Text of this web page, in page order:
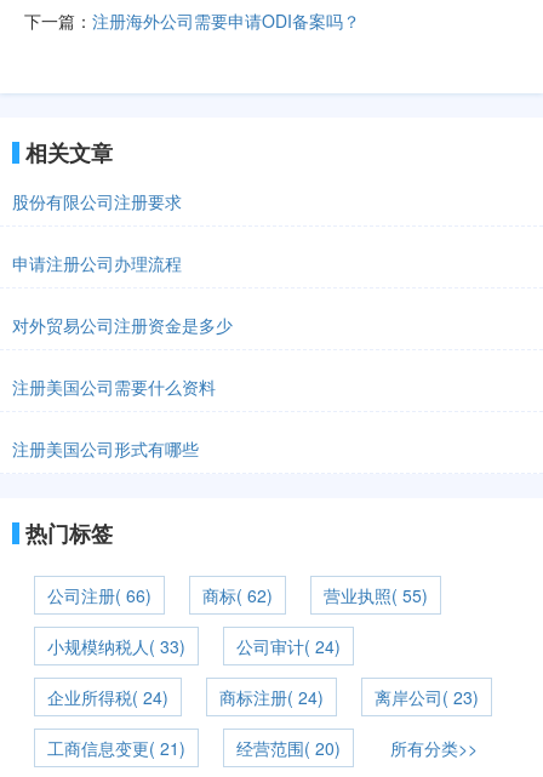
下一篇： 注册海外公司需要申请ODI备案吗？
相关文章
股份有限公司注册要求
申请注册公司办理流程
对外贸易公司注册资金是多少
注册美国公司需要什么资料
注册美国公司形式有哪些
热门标签
公司注册( 66) 商标( 62) 营业执照( 55)
小规模纳税人( 33) 公司审计( 24)
企业所得税( 24) 商标注册( 24) 离岸公司( 23)
工商信息变更( 21) 经营范围( 20) 所有分类>>